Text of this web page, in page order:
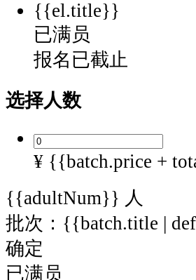
{{el.title}}
已满员
报名已截止
选择人数
¥ {{batch.price +
{{adultNum}} 人
批次：{{batch.title |
确定
已满员